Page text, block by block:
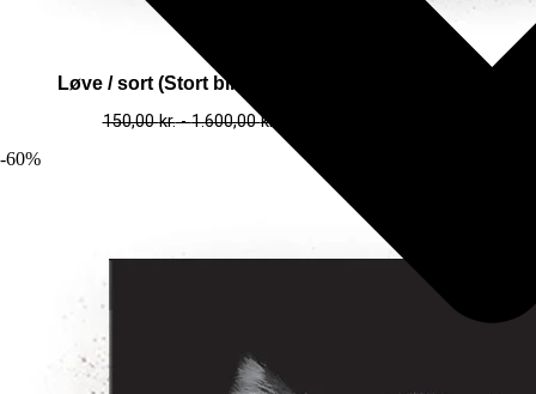
Løve / sort (Stort billede – plakat / lærredsprint)
150,00kr.-1.600,00kr.
-60%